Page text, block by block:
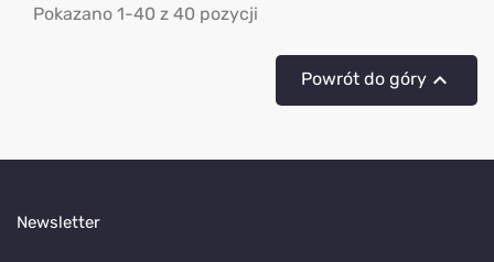
Pokazano 1-40 z 40 pozycji
Powrót do góry
Newsletter